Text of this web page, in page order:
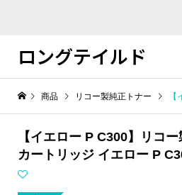
ロングテイルド
商品 リコー製純正トナー 【イ
【イエロー P C300】リコ
カートリッジ イエロー P